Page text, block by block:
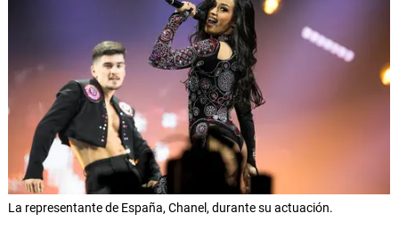
La representante de España, Chanel, durante su actuación.